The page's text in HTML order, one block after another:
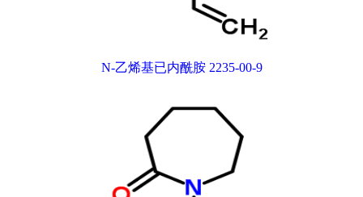
N-乙烯基已内酰胺 2235-00-9